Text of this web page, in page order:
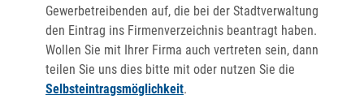
Gewerbetreibenden auf, die bei der Stadtverwaltung
den Eintrag ins Firmenverzeichnis beantragt haben.
Wollen Sie mit Ihrer Firma auch vertreten sein, dann
teilen Sie uns dies bitte mit oder nutzen Sie die
Selbsteintragsmöglichkeit.